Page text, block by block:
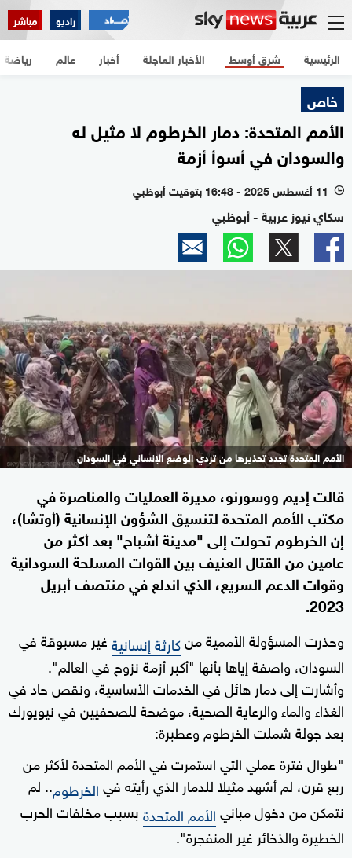
راديو مباشر
الرئيسية الأخبار العاجلة أخبار شرق أوسط عالم رياضة
خاص
الأمم المتحدة: دمار الخرطوم لا مثيل له
والسودان في أسوأ أزمة
l 11 أغسطس 2025 - 16:48 بتوقيت أبوظبي
سكاي نيوز عربية - أبوظبي
الأمم المتحدة تجدد تحذيرها من تردي الوضع الإنساني في السودان
قالت إديم ووسورنو، مديرة العمليات والمناصرة في
مكتب الأمم المتحدة لتنسيق الشؤون الإنسانية (أوتشا)،
إن الخرطوم تحولت إلى "مدينة أشباح" بعد أكثر من
عامين من القتال العنيف بين القوات المسلحة السودانية
وقوات الدعم السريع، الذي اندلع في منتصف أبريل
2023.
وحذرت المسؤولة الأممية منكارثة إنسانيةغير مسبوقة في
السودان، واصفة إياها بأنها "أكبر أزمة نزوح في العالم".
وأشارت إلى دمار هائل في الخدمات الأساسية، ونقص حاد في
الغذاء والماء والرعاية الصحية، موضحة للصحفيين في نيويورك
بعد جولة شملت الخرطوم وعطبرة:
"طوال فترة عملي التي استمرت في الأمم المتحدة لأكثر من
ربع قرن، لم أشهد مثيلا للدمار الذي رأيته فيالخرطوم.. لم
نتمكن من دخول مبانيالأمم المتحدةبسبب مخلفات الحرب
الخطيرة والذخائر غير المنفجرة".